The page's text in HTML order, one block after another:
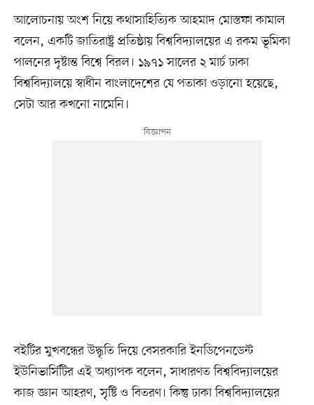
আলোচনায় অংশ নিয়ে কথাসাহিত্যিক আহমাদ মোস্তফা কামাল
বলেন, একটি জাতিরাষ্ট্র প্রতিষ্ঠায় বিশ্ববিদ্যালয়ের এ রকম ভূমিকা
পালনের দৃষ্টান্ত বিশ্বে বিরল। ১৯৭১ সালের ২ মার্চ ঢাকা
বিশ্ববিদ্যালয়ে স্বাধীন বাংলাদেশের যে পতাকা ওড়ানো হয়েছে,
সেটা আর কখনো নামেনি।
বইটির মুখবন্ধের উদ্ধৃতি দিয়ে বেসরকারি ইনডিপেনডেন্ট
ইউনিভার্সিটির এই অধ্যাপক বলেন, সাধারণত বিশ্ববিদ্যালয়ের
কাজ জ্ঞান আহরণ, সৃষ্টি ও বিতরণ। কিন্তু ঢাকা বিশ্ববিদ্যালয়ের